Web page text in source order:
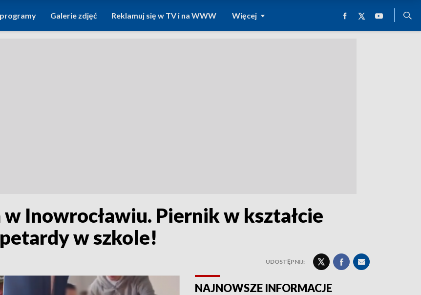
Galerie zdjęć Reklamuj się w TV i na WWW Więcej
Inowrocławiu. Piernik w kształcie
w szkole!
UDOSTĘPNIJ:
NAJNOWSZE INFORMACJE